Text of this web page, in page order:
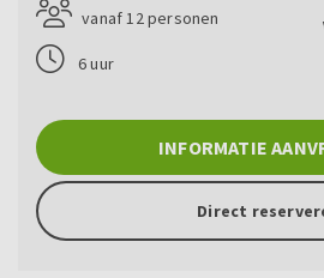
vanaf 12 personen
6 uur
INFORMATIE
Direct